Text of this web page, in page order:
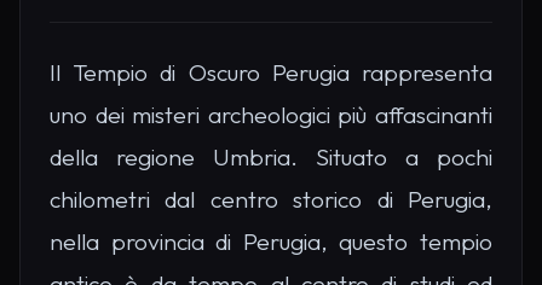
Il Tempio di Oscuro Perugia rappresenta
uno dei misteri archeologici più affascinanti
della regione Umbria. Situato a pochi
chilometri dal centro storico di Perugia,
nella provincia di Perugia, questo tempio